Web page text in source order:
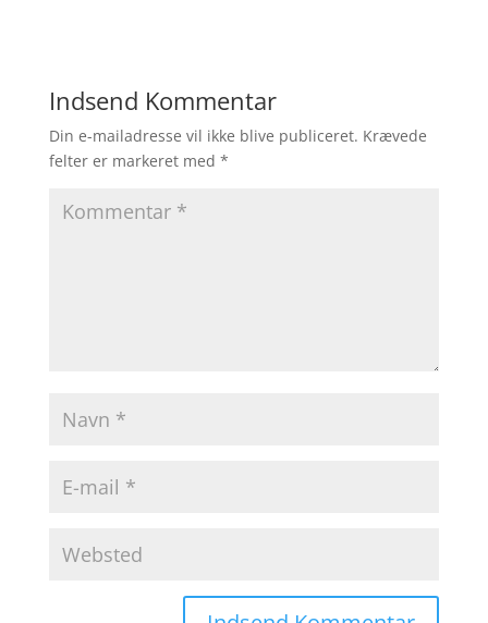
Indsend Kommentar
Din e-mailadresse vil ikke blive publiceret. Krævede
felter er markeret med *